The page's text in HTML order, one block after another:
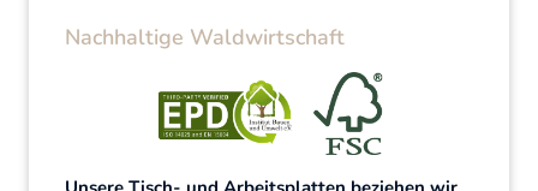
Nachhaltige Waldwirtschaft